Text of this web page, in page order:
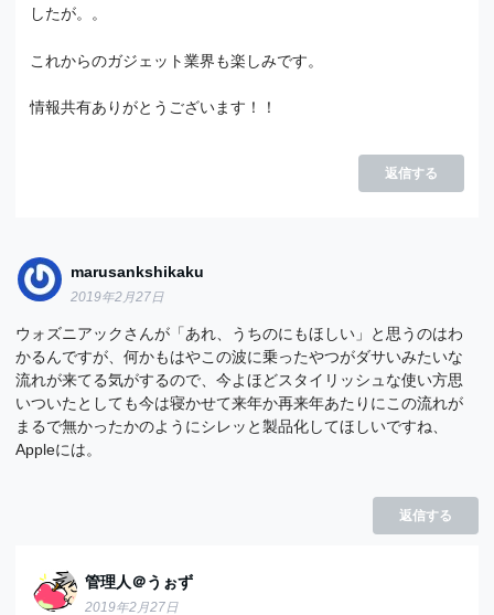
したが。。
これからのガジェット業界も楽しみです。
情報共有ありがとうございます！！
返信する
marusankshikaku
2019年2月27日
ウォズニアックさんが「あれ、うちのにもほしい」と思うのはわ
かるんですが、何かもはやこの波に乗ったやつがダサいみたいな
流れが来てる気がするので、今よほどスタイリッシュな使い方思
いついたとしても今は寝かせて来年か再来年あたりにこの流れが
まるで無かったかのようにシレッと製品化してほしいですね、
Appleには。
返信する
管理人＠うぉず
2019年2月27日